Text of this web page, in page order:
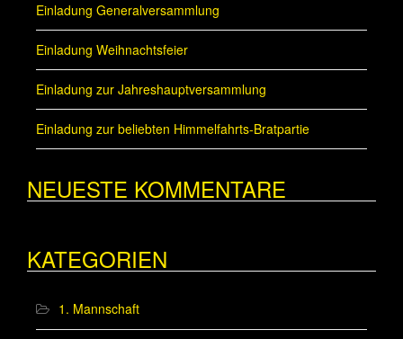
Einladung Generalversammlung
Einladung Weihnachtsfeier
Einladung zur Jahreshauptversammlung
Einladung zur beliebten Himmelfahrts-Bratpartie
NEUESTE KOMMENTARE
KATEGORIEN
1. Mannschaft